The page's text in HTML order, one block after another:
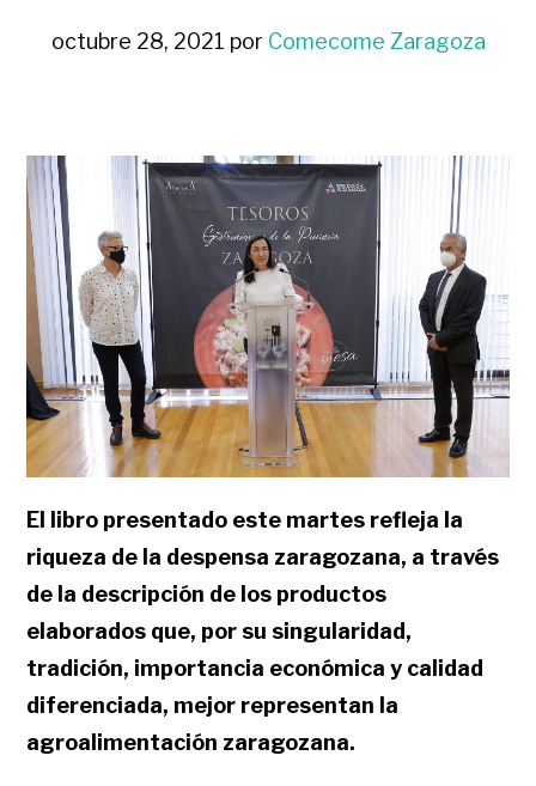
octubre 28, 2021 por Comecome Zaragoza
El libro presentado este martes refleja la
riqueza de la despensa zaragozana, a través
de la descripción de los productos
elaborados que, por su singularidad,
tradición, importancia económica y calidad
diferenciada, mejor representan la
agroalimentación zaragozana.